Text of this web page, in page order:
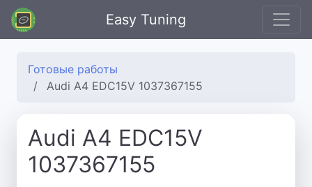
Easy Tuning
Готовые работы
Audi A4 EDC15V 1037367155
Audi A4 EDC15V
1037367155